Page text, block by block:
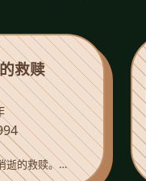
救赎
逝的救赎。…